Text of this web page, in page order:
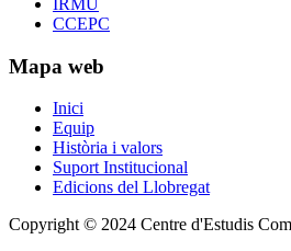
IRMU
CCEPC
Mapa web
Inici
Equip
Història i valors
Suport Institucional
Edicions del Llobregat
Copyright © 2024 Centre d'Estudis